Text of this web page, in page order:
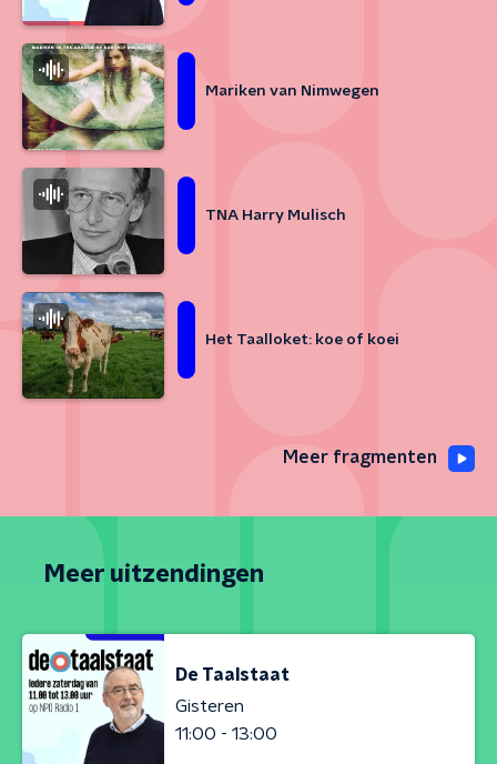
Mariken van Nimwegen
TNA Harry Mulisch
Het Taalloket: koe of koei
Meer fragmenten
Meer uitzendingen
De Taalstaat
Gisteren
11:00 - 13:00